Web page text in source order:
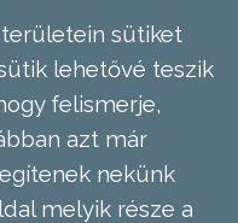
sütiket
lehetővé teszik
felismerje,
azt már
nekünk
melyik része a